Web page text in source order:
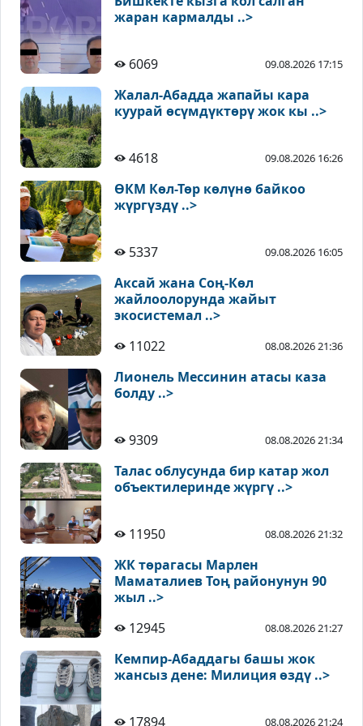
жаран кармалды ..>
6069 09.08.2026 17:15
Жалал-Абадда жапайы кара
куурай өсүмдүктөрү жок кы ..>
4618 09.08.2026 16:26
ӨКМ Көл-Төр көлүнө байкоо
жүргүздү ..>
5337 09.08.2026 16:05
Аксай жана Соң-Көл
жайлоолорунда жайыт
экосистемал ..>
11022
08.08.2026 21:36
Лионель Мессинин атасы каза
болду ..>
9309 08.08.2026 21:34
Талас облусунда бир катар жол
объектилеринде жүргү ..>
11950 08.08.2026 21:32
ЖК төрагасы Марлен
Маматалиев Тоң районунун 90
жыл ..>
12945
08.08.2026 21:27
Кемпир-Абаддагы башы жок
жансыз дене: Милиция өздү ..>
17894 08.08.2026 21:24